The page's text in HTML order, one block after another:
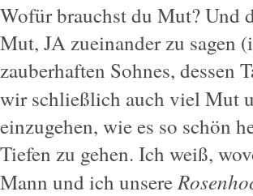
Wofür brauchst du Mut? Und
Mut, JA zueinander zu sagen
zauberhaften Sohnes, dessen
wir schließlich auch viel Mut
einzugehen, wie es so schön
Tiefen zu gehen. Ich weiß,
Mann und ich unsere